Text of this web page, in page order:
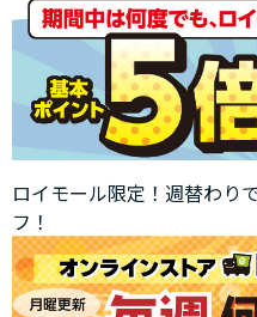
ロイモール限定！週替わり
フ！